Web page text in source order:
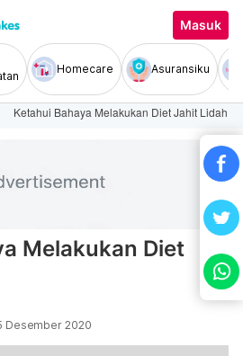
Masuk
Homecare Asuransiku
Ketahui Bahaya Melakukan Diet Jahit Lidah
Melakukan Diet
Desember 2020